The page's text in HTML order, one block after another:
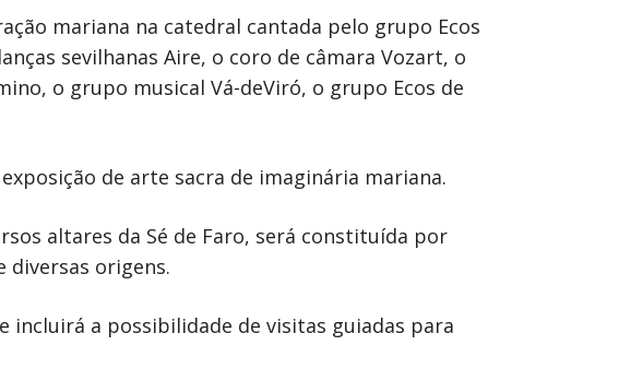
mariana na catedral cantada pelo grupo Ecos
sevilhanas Aire, o coro de câmara Vozart, o
o grupo musical Vá-deViró, o grupo Ecos de
de arte sacra de imaginária mariana.
altares da Sé de Faro, será constituída por
diversas origens.
a possibilidade de visitas guiadas para